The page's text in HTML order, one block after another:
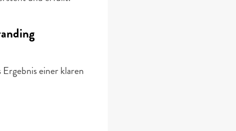
einer klaren